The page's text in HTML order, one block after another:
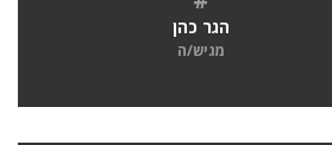
הגר כהן
מגיש/ה